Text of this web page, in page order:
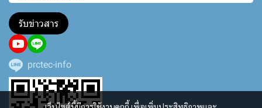
รับข่าวสาร
prctec-info